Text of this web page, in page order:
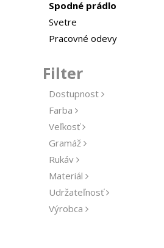
Spodné prádlo
Svetre
Pracovné odevy
Filter
Dostupnost
Farba
Veľkosť
Gramáž
Rukáv
Materiál
Udržateľnosť
Výrobca